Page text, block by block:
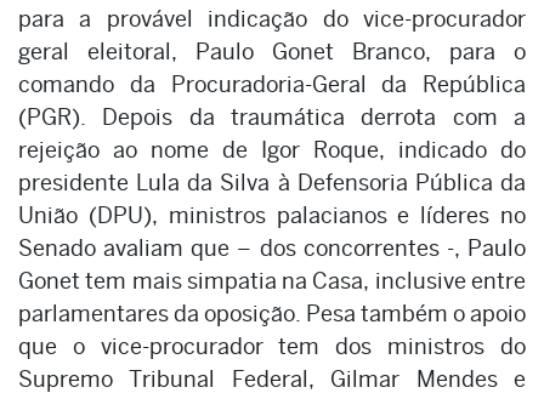
para a provável indicação do vice-procurador
geral eleitoral, Paulo Gonet Branco, para o
comando da Procuradoria-Geral da República
(PGR). Depois da traumática derrota com a
rejeição ao nome de Igor Roque, indicado do
presidente Lula da Silva à Defensoria Pública da
União (DPU), ministros palacianos e líderes no
Senado avaliam que – dos concorrentes -, Paulo
Gonet tem mais simpatia na Casa, inclusive entre
parlamentares da oposição. Pesa também o apoio
que o vice-procurador tem dos ministros do
Supremo Tribunal Federal, Gilmar Mendes e